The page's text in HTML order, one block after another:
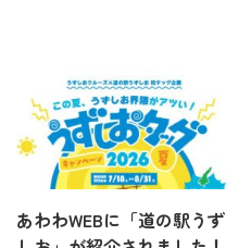
あわわWEBに「道の駅うず